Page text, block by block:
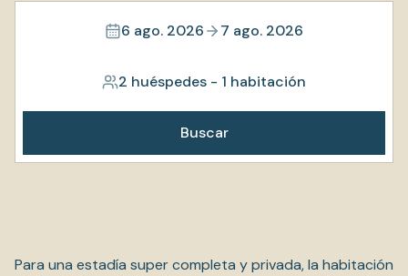
6 ago. 2026 7 ago. 2026
2 huéspedes - 1 habitación
Buscar
Para una estadía super completa y privada, la habitación